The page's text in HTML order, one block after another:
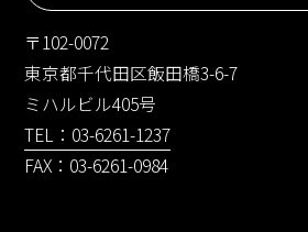
〒102-0072
東京都千代田区飯田橋3-6-7
ミハルビル405号
TEL：03-6261-1237
FAX：03-6261-0984